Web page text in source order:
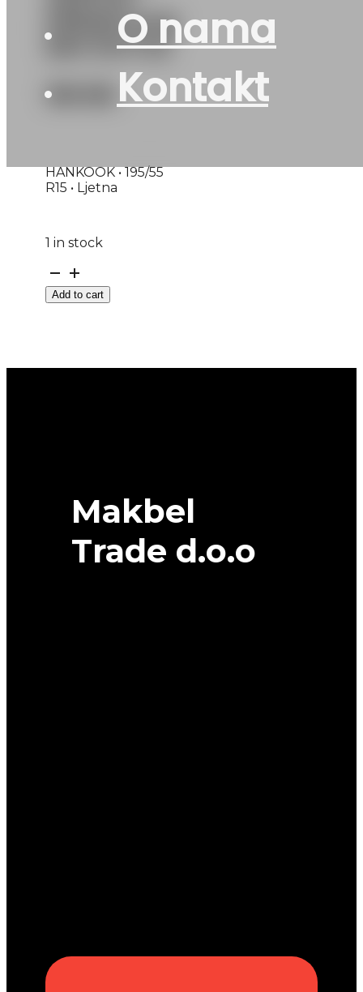
O nama
Kontakt
PRIME3 K125
85H DOT:22
156
HANKOOK • 195/55
R15 • Ljetna
1 in stock
GUMA
HANKOOK
VENTUS
Add to cart
Makbel
Trade d.o.o